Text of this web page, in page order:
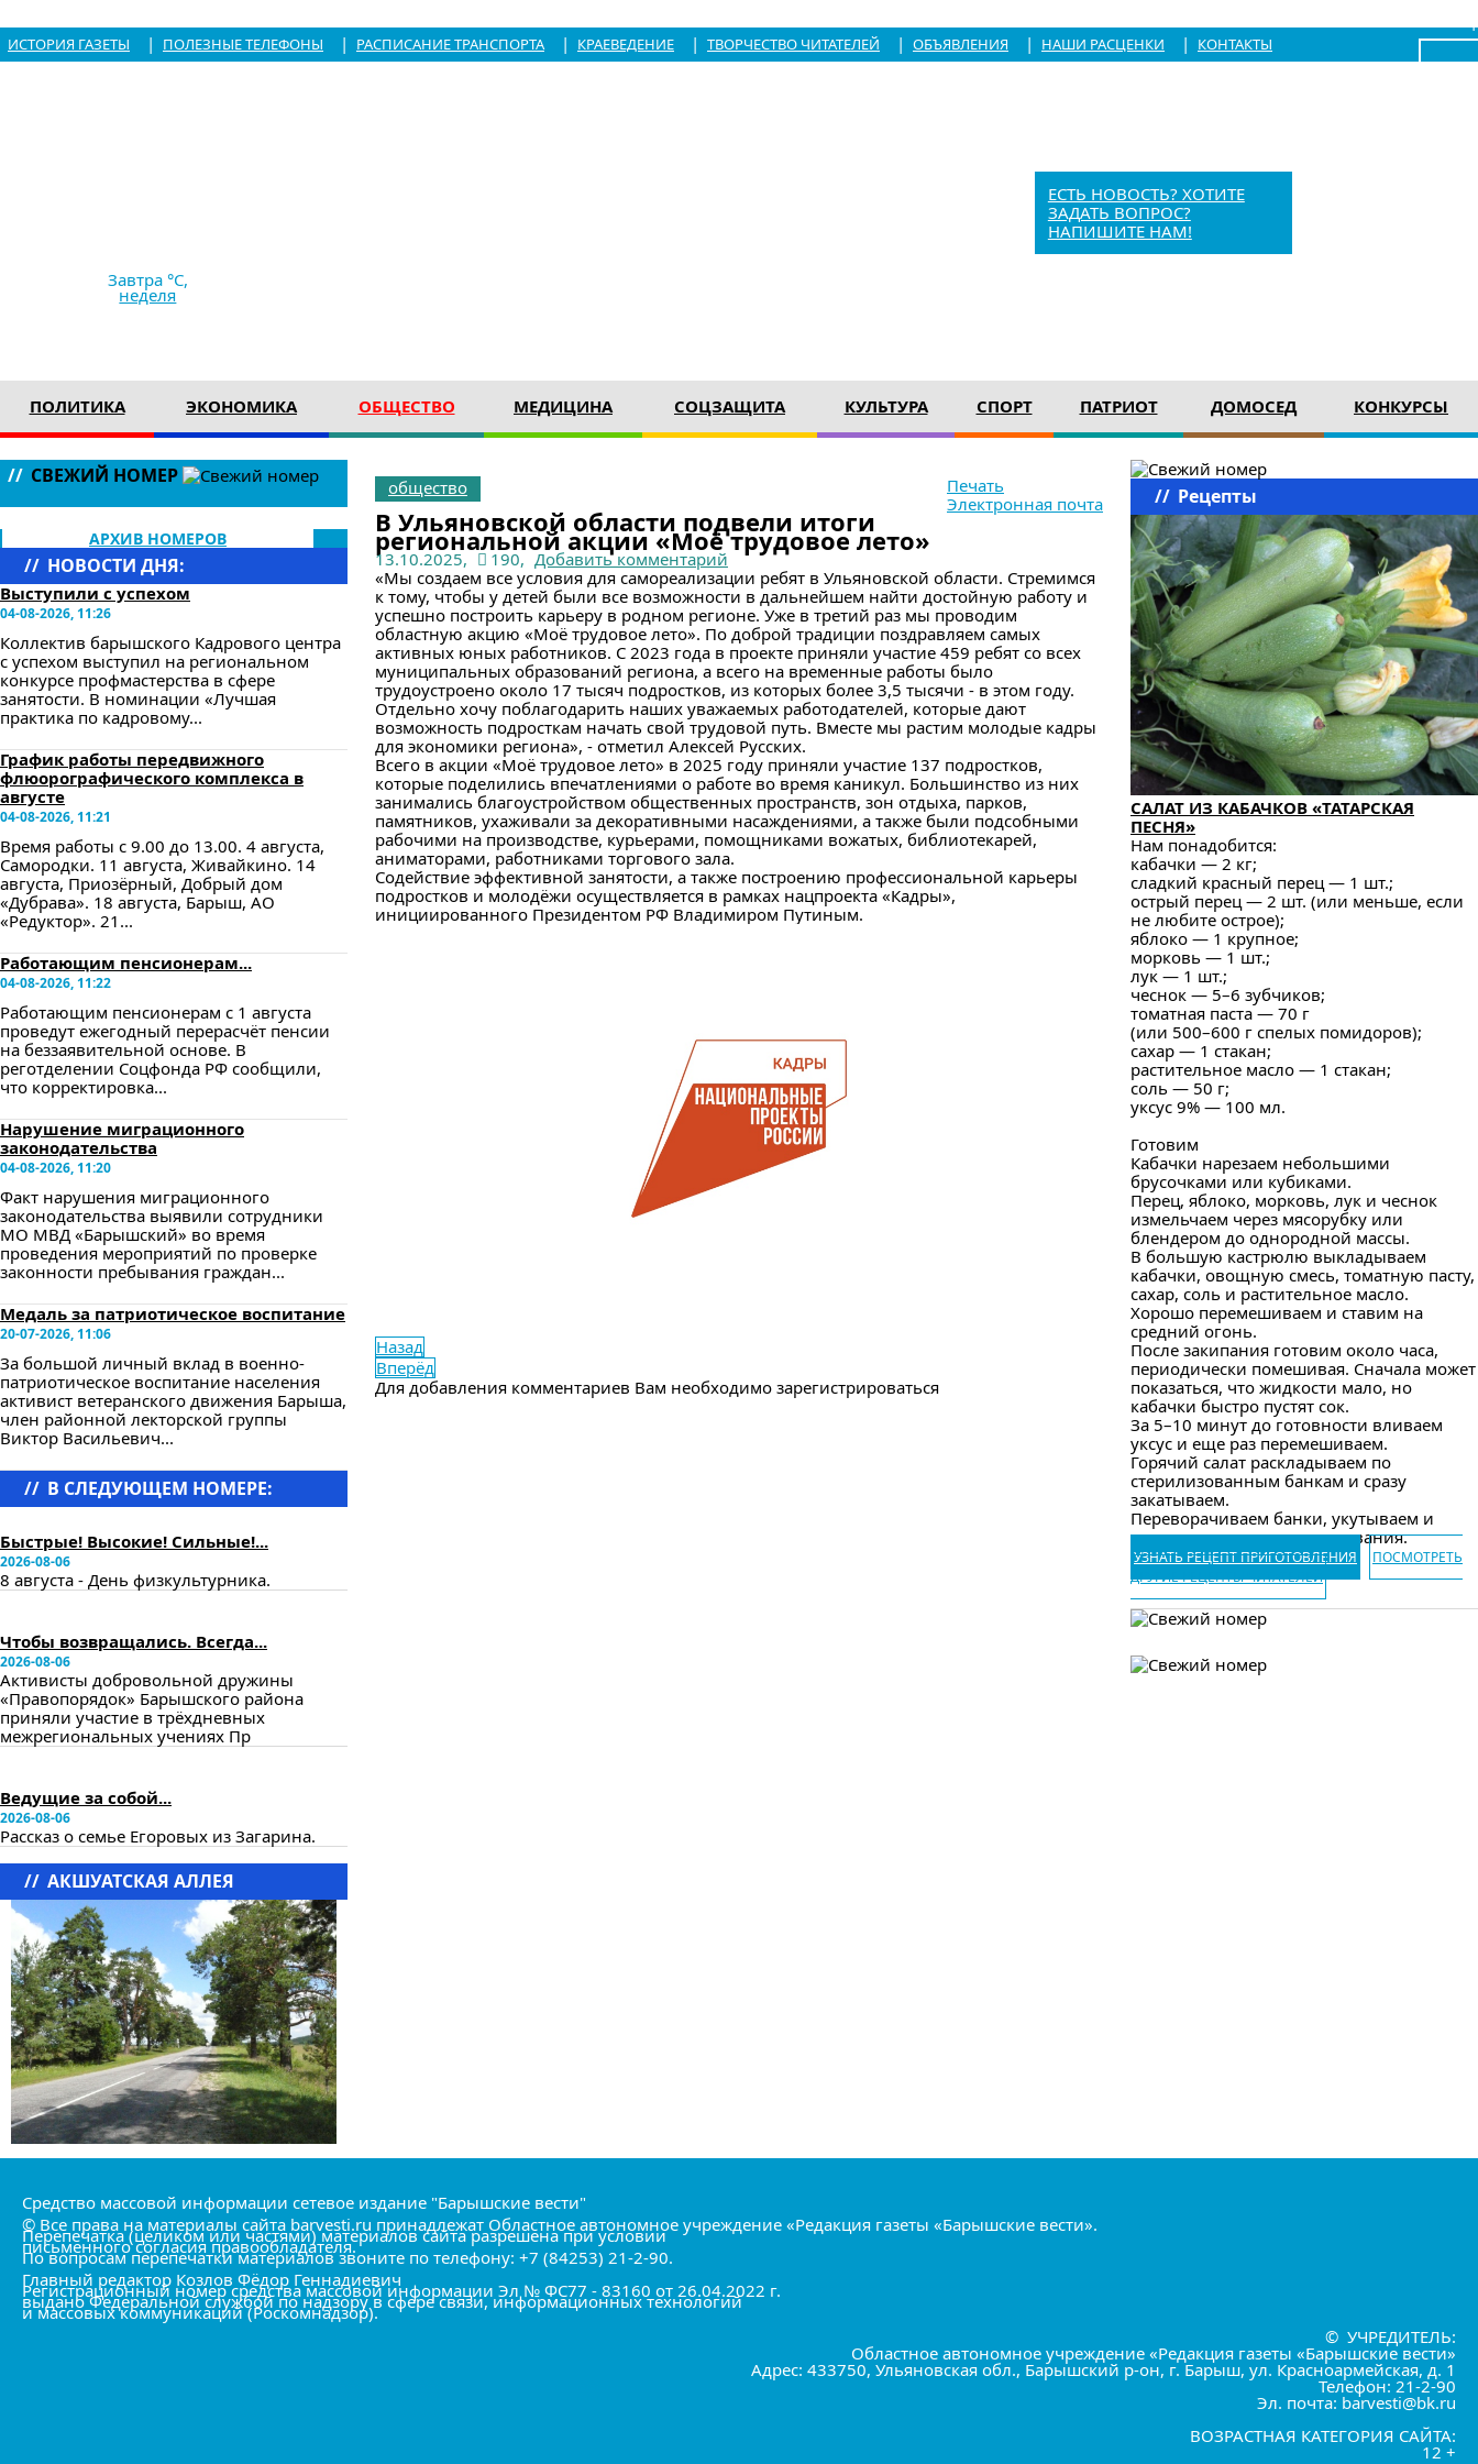
x
ИСТОРИЯ ГАЗЕТЫ | ПОЛЕЗНЫЕ ТЕЛЕФОНЫ | РАСПИСАНИЕ ТРАНСПОРТА | КРАЕВЕДЕНИЕ | ТВОРЧЕСТВО ЧИТАТЕЛЕЙ | ОБЪЯВЛЕНИЯ | НАШИ РАСЦЕНКИ | КОНТАКТЫ
Завтра °C,
неделя
ЕСТЬ НОВОСТЬ? ХОТИТЕ
ЗАДАТЬ ВОПРОС?
НАПИШИТЕ НАМ!
ПОЛИТИКА ЭКОНОМИКА ОБЩЕСТВО МЕДИЦИНА СОЦЗАЩИТА КУЛЬТУРА СПОРТ ПАТРИОТ ДОМОСЕД КОНКУРСЫ
// СВЕЖИЙ НОМЕР
АРХИВ НОМЕРОВ
// НОВОСТИ ДНЯ:
Выступили с успехом
04-08-2026, 11:26
Коллектив барышского Кадрового центра
с успехом выступил на региональном
конкурсе профмастерства в сфере
занятости. В номинации «Лучшая
практика по кадровому...
График работы передвижного
флюорографического комплекса в
августе
04-08-2026, 11:21
Время работы с 9.00 до 13.00. 4 августа,
Самородки. 11 августа, Живайкино. 14
августа, Приозёрный, Добрый дом
«Дубрава». 18 августа, Барыш, АО
«Редуктор». 21...
Работающим пенсионерам...
04-08-2026, 11:22
Работающим пенсионерам с 1 августа
проведут ежегодный перерасчёт пенсии
на беззаявительной основе. В
реготделении Соцфонда РФ сообщили,
что корректировка...
Нарушение миграционного
законодательства
04-08-2026, 11:20
Факт нарушения миграционного
законодательства выявили сотрудники
МО МВД «Барышский» во время
проведения мероприятий по проверке
законности пребывания граждан...
Медаль за патриотическое воспитание
20-07-2026, 11:06
За большой личный вклад в военно-
патриотическое воспитание населения
активист ветеранского движения Барыша,
член районной лекторской группы
Виктор Васильевич...
// В СЛЕДУЮЩЕМ НОМЕРЕ:
Быстрые! Высокие! Сильные!...
2026-08-06
8 августа - День физкультурника.
Чтобы возвращались. Всегда...
2026-08-06
Активисты добровольной дружины
«Правопорядок» Барышского района
приняли участие в трёхдневных
межрегиональных учениях Пр
Ведущие за собой...
2026-08-06
Рассказ о семье Егоровых из Загарина.
// АКШУАТСКАЯ АЛЛЕЯ
Печать
Электронная почта
общество
В Ульяновской области подвели итоги
региональной акции «Моё трудовое лето»
13.10.2025, 190, Добавить комментарий
«Мы создаем все условия для самореализации ребят в Ульяновской области. Стремимся
к тому, чтобы у детей были все возможности в дальнейшем найти достойную работу и
успешно построить карьеру в родном регионе. Уже в третий раз мы проводим
областную акцию «Моё трудовое лето». По доброй традиции поздравляем самых
активных юных работников. С 2023 года в проекте приняли участие 459 ребят со всех
муниципальных образований региона, а всего на временные работы было
трудоустроено около 17 тысяч подростков, из которых более 3,5 тысячи - в этом году.
Отдельно хочу поблагодарить наших уважаемых работодателей, которые дают
возможность подросткам начать свой трудовой путь. Вместе мы растим молодые кадры
для экономики региона», - отметил Алексей Русских.
Всего в акции «Моё трудовое лето» в 2025 году приняли участие 137 подростков,
которые поделились впечатлениями о работе во время каникул. Большинство из них
занимались благоустройством общественных пространств, зон отдыха, парков,
памятников, ухаживали за декоративными насаждениями, а также были подсобными
рабочими на производстве, курьерами, помощниками вожатых, библиотекарей,
аниматорами, работниками торгового зала.
Содействие эффективной занятости, а также построению профессиональной карьеры
подростков и молодёжи осуществляется в рамках нацпроекта «Кадры»,
инициированного Президентом РФ Владимиром Путиным.
Назад
Вперёд
Для добавления комментариев Вам необходимо зарегистрироваться
// Рецепты
САЛАТ ИЗ КАБАЧКОВ «ТАТАРСКАЯ
ПЕСНЯ»
Нам понадобится:
кабачки — 2 кг;
сладкий красный перец — 1 шт.;
острый перец — 2 шт. (или меньше, если
не любите острое);
яблоко — 1 крупное;
морковь — 1 шт.;
лук — 1 шт.;
чеснок — 5–6 зубчиков;
томатная паста — 70 г
(или 500–600 г спелых помидоров);
сахар — 1 стакан;
растительное масло — 1 стакан;
соль — 50 г;
уксус 9% — 100 мл.
Готовим
Кабачки нарезаем небольшими
брусочками или кубиками.
Перец, яблоко, морковь, лук и чеснок
измельчаем через мясорубку или
блендером до однородной массы.
В большую кастрюлю выкладываем
кабачки, овощную смесь, томатную пасту,
сахар, соль и растительное масло.
Хорошо перемешиваем и ставим на
средний огонь.
После закипания готовим около часа,
периодически помешивая. Сначала может
показаться, что жидкости мало, но
кабачки быстро пустят сок.
За 5–10 минут до готовности вливаем
уксус и еще раз перемешиваем.
Горячий салат раскладываем по
стерилизованным банкам и сразу
закатываем.
Переворачиваем банки, укутываем и
оставляем до полного остывания.
УЗНАТЬ РЕЦЕПТ ПРИГОТОВЛЕНИЯ
ПОСМОТРЕТЬ
ДРУГИЕ РЕЦЕПТЫ ЧИТАТЕЛЕЙ
Средство массовой информации сетевое издание "Барышские вести"
© Все права на материалы сайта barvesti.ru принадлежат Областное автономное учреждение «Редакция газеты «Барышские вести».
Перепечатка (целиком или частями) материалов сайта разрешена при условии
письменного согласия правообладателя.
По вопросам перепечатки материалов звоните по телефону: +7 (84253) 21-2-90.
Главный редактор Козлов Фёдор Геннадиевич
Регистрационный номер средства массовой информации Эл № ФС77 - 83160 от 26.04.2022 г.
выдано Федеральной службой по надзору в сфере связи, информационных технологий
и массовых коммуникаций (Роскомнадзор).
© УЧРЕДИТЕЛЬ:
Областное автономное учреждение «Редакция газеты «Барышские вести»
Адрес: 433750, Ульяновская обл., Барышский р-он, г. Барыш, ул. Красноармейская, д. 1
Телефон: 21-2-90
Эл. почта: barvesti@bk.ru
ВОЗРАСТНАЯ КАТЕГОРИЯ САЙТА:
12 +